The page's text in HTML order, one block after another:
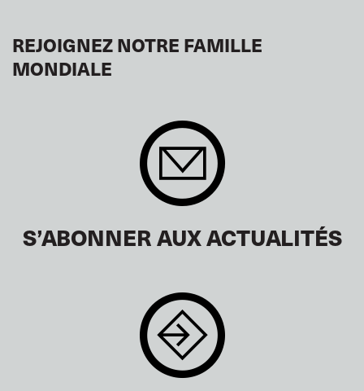
REJOIGNEZ NOTRE FAMILLE
MONDIALE
S’ABONNER AUX ACTUALITÉS